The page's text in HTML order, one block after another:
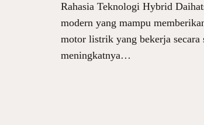
Rahasia Teknologi Hybrid
modern yang mampu
motor listrik yang bekerja secara
meningkatnya…